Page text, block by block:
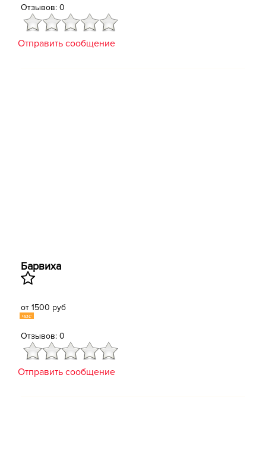
Отзывов: 0
Отправить сообщение
Барвиха
от 1500 руб
час
Отзывов: 0
Отправить сообщение